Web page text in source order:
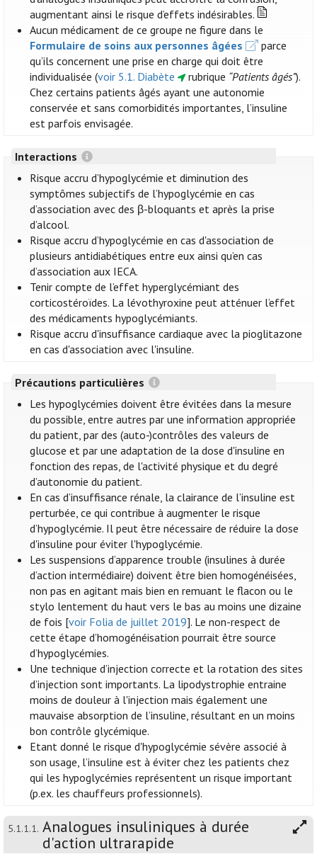
augmentant ainsi le risque d’effets indésirables.
Aucun médicament de ce groupe ne figure dans le
Formulaire de soins aux personnes âgées
parce
qu’ils concernent une prise en charge qui doit être
individualisée (voir 5.1. Diabète rubrique “Patients âgés”).
Chez certains patients âgés ayant une autonomie
conservée et sans comorbidités importantes, l’insuline
est parfois envisagée.
Interactions
Risque accru d’hypoglycémie et diminution des
symptômes subjectifs de l’hypoglycémie en cas
d’association avec des β-bloquants et après la prise
d’alcool.
Risque accru d’hypoglycémie en cas d'association de
plusieurs antidiabétiques entre eux ainsi qu’en cas
d’association aux IECA.
Tenir compte de l’effet hyperglycémiant des
corticostéroïdes. La lévothyroxine peut atténuer l’effet
des médicaments hypoglycémiants.
Risque accru d'insuffisance cardiaque avec la pioglitazone
en cas d'association avec l'insuline.
Précautions particulières
Les hypoglycémies doivent être évitées dans la mesure
du possible, entre autres par une information appropriée
du patient, par des (auto-)contrôles des valeurs de
glucose et par une adaptation de la dose d'insuline en
fonction des repas, de l'activité physique et du degré
d’autonomie du patient.
En cas d’insuffisance rénale, la clairance de l’insuline est
perturbée, ce qui contribue à augmenter le risque
d’hypoglycémie. Il peut être nécessaire de réduire la dose
d'insuline pour éviter l'hypoglycémie.
Les suspensions d’apparence trouble (insulines à durée
d’action intermédiaire) doivent être bien homogénéisées,
non pas en agitant mais bien en remuant le flacon ou le
stylo lentement du haut vers le bas au moins une dizaine
de fois [voir Folia de juillet 2019]. Le non-respect de
cette étape d’homogénéisation pourrait être source
d’hypoglycémies.
Une technique d’injection correcte et la rotation des sites
d’injection sont importants. La lipodystrophie entraine
moins de douleur à l'injection mais également une
mauvaise absorption de l’insuline, résultant en un moins
bon contrôle glycémique.
Etant donné le risque d'hypoglycémie sévère associé à
son usage, l’insuline est à éviter chez les patients chez
qui les hypoglycémies représentent un risque important
(p.ex. les chauffeurs professionnels).
5.1.1.1. Analogues insuliniques à durée
d'action ultrarapide